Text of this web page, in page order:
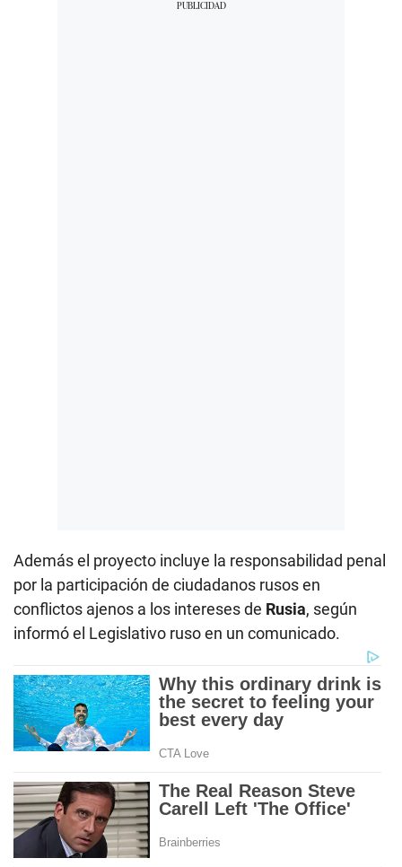
Además el proyecto incluye la responsabilidad penal
por la participación de ciudadanos rusos en
conflictos ajenos a los intereses de Rusia, según
informó el Legislativo ruso en un comunicado.